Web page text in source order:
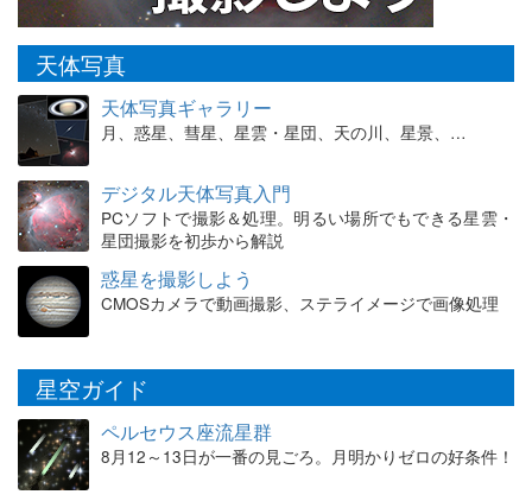
天体写真
天体写真ギャラリー
月、惑星、彗星、星雲・星団、天の川、星景、…
デジタル天体写真入門
PCソフトで撮影＆処理。明るい場所でもできる星雲・
星団撮影を初歩から解説
惑星を撮影しよう
CMOSカメラで動画撮影、ステライメージで画像処理
星空ガイド
ペルセウス座流星群
8月12～13日が一番の見ごろ。月明かりゼロの好条件！